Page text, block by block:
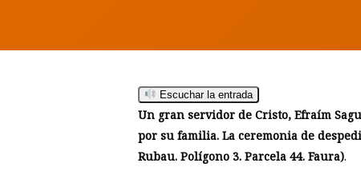
Escuchar la entrada
Un gran servidor de Cristo, Efraím
por su familia. La ceremonia de
Rubau. Polígono 3. Parcela 44. Faura).